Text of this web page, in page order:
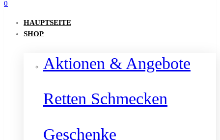
0
HAUPTSEITE
SHOP
Aktionen & Angebote
Retten Schmecken
Geschenke